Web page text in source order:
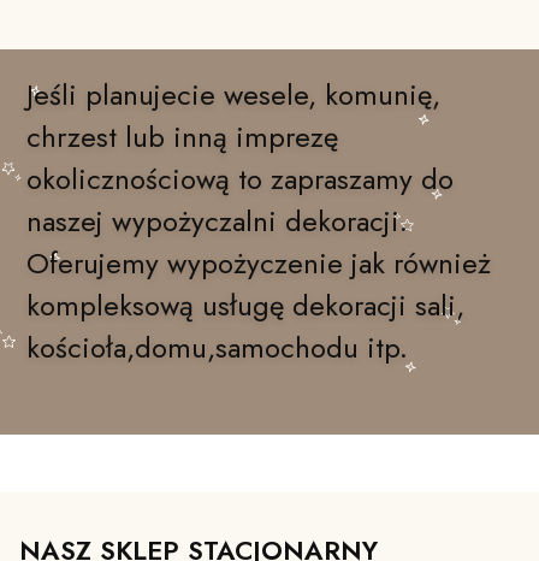
Jeśli planujecie wesele, komunię,
chrzest lub inną imprezę
okolicznościową to zapraszamy do
naszej wypożyczalni dekoracji.
Oferujemy wypożyczenie jak również
kompleksową usługę dekoracji sali,
kościoła,domu,samochodu itp.
NASZ SKLEP STACJONARNY